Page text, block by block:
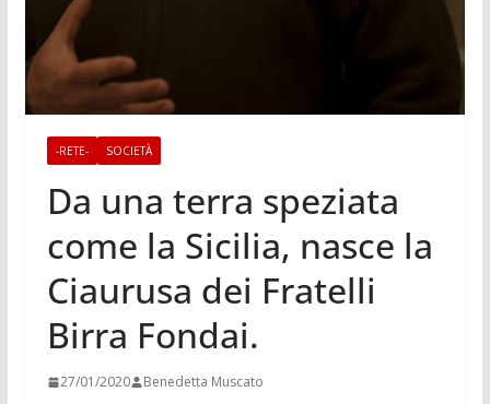
-RETE- SOCIETÀ
Da una terra speziata
come la Sicilia, nasce la
Ciaurusa dei Fratelli
Birra Fondai.
27/01/2020 Benedetta Muscato